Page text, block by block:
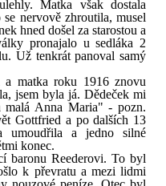
Matka však dostala
nervově zhroutila, musel
hned došel za starostou a
pronajalo u sedláka 2
Už tenkrát panoval samý
matka roku 1916 znovu
jsem byla já. Dědeček mi
Anna Maria" - pozn.
Gottfried a po dalších 13
umoudřila a jedno silné
konec.
baronu Reederovi. To byl
k převratu a mezi lidmi